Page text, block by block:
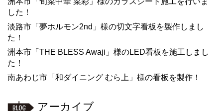
した！
淡路市「夢ホルモン2nd」様の切文字看板を製作しまし
た！
洲本市「THE BLESS Awaji」様のLED看板を施工しまし
た！
南あわじ市「和ダイニング むら上」様の看板を製作！
アーカイブ